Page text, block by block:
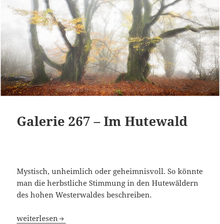
Galerie 267 – Im Hutewald
Mystisch, unheimlich oder geheimnisvoll. So könnte
man die herbstliche Stimmung in den Hutewäldern
des hohen Westerwaldes beschreiben.
Galerie 267 – Im Hutewald
weiterlesen